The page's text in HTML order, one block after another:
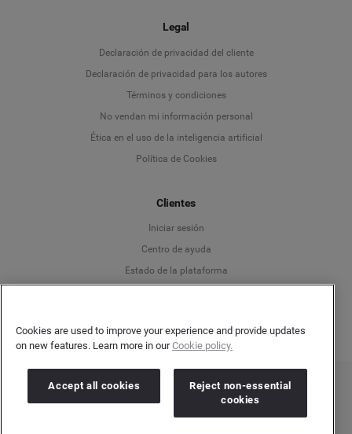
Legal
Declaración de privacidad del cliente
Declaración de privacidad para los autores
Términos y condiciones
No vendan mi información personal
Ética en el uso de la inteligencia artificial
Política de Cookies
Clientes
Iniciar sesión
Centro de ayuda
Estado de la plataforma
Language
Deutsch
Copyright © 2026 Brandwatch. Todos los derechos reservados. Cision Group Ltd, 7th
Floor, 5 Churchill Place, Canary Wharf, London, E14 5HU
Company number: 03898053 | VAT number: 754 750 710
Cookies are used to improve your experience and provide updates
on new features. Learn more in ourCookie policy.
Accept all cookies
Reject non-essential
cookies